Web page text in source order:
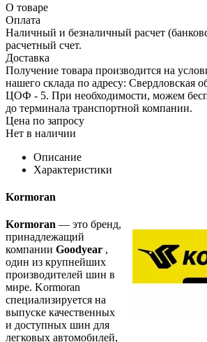
О товаре
Оплата
Наличный и безналичный расчет
расчетный счет.
Доставка
Получение товара производится на
нашего склада по адресу: Свердловская
ЦОФ - 5. При необходимости, можем
до терминала транспортной компании.
Цена по запросу
Нет в наличии
Описание
Характеристики
Kormoran
Kormoran — это бренд,
принадлежащий
компании Goodyear ,
один из крупнейших
производителей шин в
мире. Kormoran
специализируется на
выпуске качественных
и доступных шин для
легковых автомобилей,